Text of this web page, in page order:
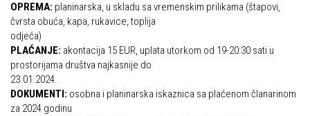
Tomislav Zoričić – Tom
Damir Bajs
Dijana Petrak
Željko Brdal
Markacijska komisija
OPREMA: planinarska, u skladu sa vremenskim prilikama (štapovi,
čvrsta obuća, kapa, rukavice, toplija
odjeća)
PLAĆANJE: akontacija 15 EUR, uplata utorkom od 19-20:30 sati u
prostorijama društva najkasnije do
23.01.2024.
DOKUMENTI: osobna i planinarska iskaznica sa plaćenom članarinom
za 2024 godinu